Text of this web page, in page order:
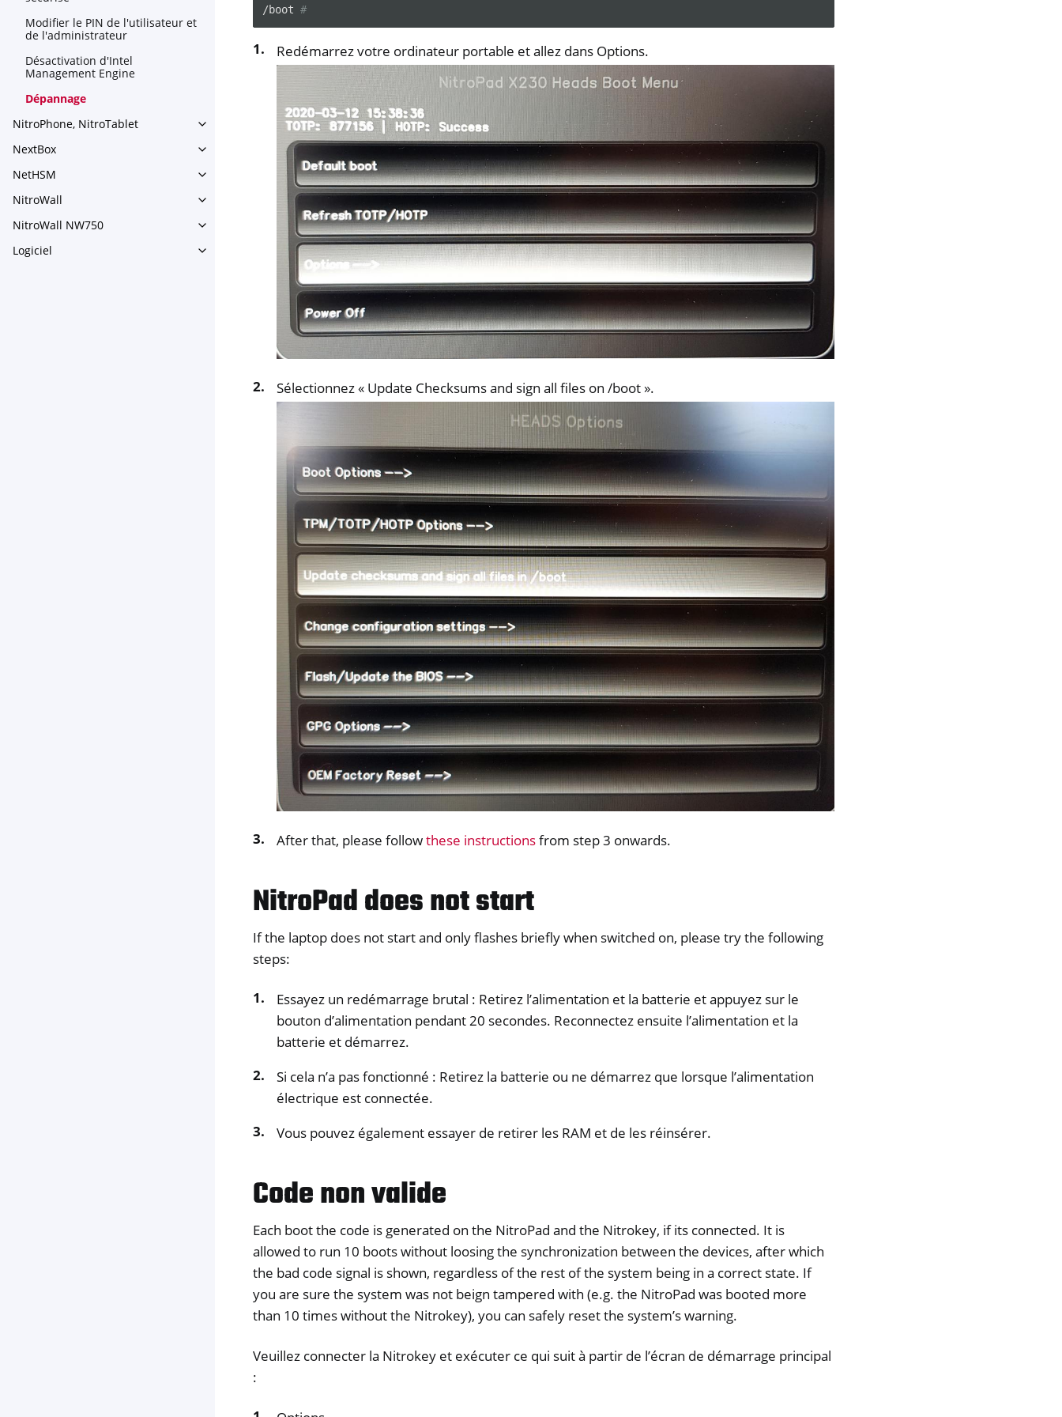
Modifier le PIN de l'utilisateur et
de l'administrateur
Désactivation d'Intel
Management Engine
Dépannage
NitroPhone, NitroTablet
Toggle navigation of NitroPhone, NitroTablet
NextBox
Toggle navigation of NextBox
NetHSM
Toggle navigation of NetHSM
NitroWall
Toggle navigation of NitroWall
NitroWall NW750
Toggle navigation of NitroWall NW750
Logiciel
Toggle navigation of Logiciel
/boot #
Redémarrez votre ordinateur portable et allez dans Options.
Sélectionnez « Update Checksums and sign all files on /boot ».
After that, please followthese instructionsfrom step 3 onwards.
NitroPad does not start
If the laptop does not start and only flashes briefly when switched on, please try the following
steps:
Essayez un redémarrage brutal : Retirez l’alimentation et la batterie et appuyez sur le
bouton d’alimentation pendant 20 secondes. Reconnectez ensuite l’alimentation et la
batterie et démarrez.
Si cela n’a pas fonctionné : Retirez la batterie ou ne démarrez que lorsque l’alimentation
électrique est connectée.
Vous pouvez également essayer de retirer les RAM et de les réinsérer.
Code non valide
Each boot the code is generated on the NitroPad and the Nitrokey, if its connected. It is
allowed to run 10 boots without loosing the synchronization between the devices, after which
the bad code signal is shown, regardless of the rest of the system being in a correct state. If
you are sure the system was not beign tampered with (e.g. the NitroPad was booted more
than 10 times without the Nitrokey), you can safely reset the system’s warning.
Veuillez connecter la Nitrokey et exécuter ce qui suit à partir de l’écran de démarrage principal
: